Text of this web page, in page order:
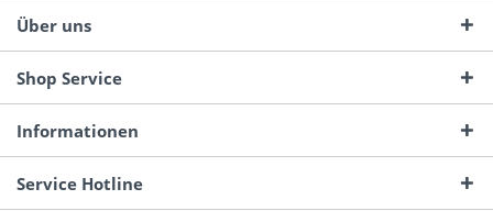
Über uns
Shop Service
Informationen
Service Hotline